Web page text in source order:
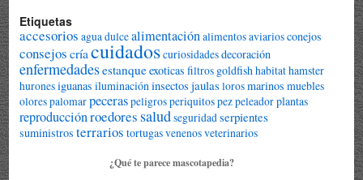
Etiquetas
accesorios agua dulcealimentaciónalimentosaviariosconejos
consejos críacuidadoscuriosidadesdecoración
enfermedadesestanqueexoticas filtros goldfishhabitathamster
huronesiguanas iluminacióninsectos jaulas lorosmarinos muebles
olorespalomarpeceraspeligrosperiquitospez peleadorplantas
reproducciónroedores saludseguridadserpientes
suministros terrarios tortugasvenenosveterinarios
¿Qué te parece mascotapedia?